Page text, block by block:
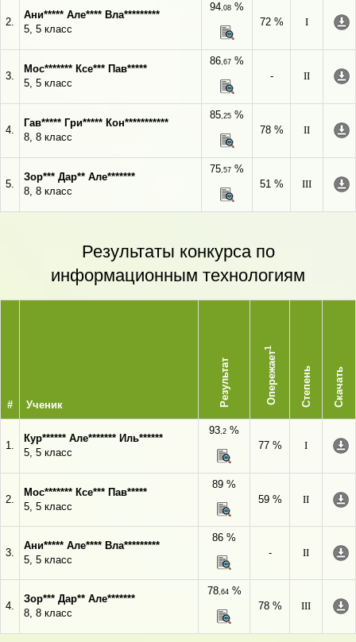
2.
Ани***** Але**** Вла*********
5, 5 класс
94,08 %
72 %
I
3.
Мос******* Ксе*** Пав*****
5, 5 класс
86,67 %
-
II
4.
Гав***** Гри***** Кон***********
8, 8 класс
85,25 %
78 %
II
5.
Зор*** Дар** Але*******
8, 8 класс
75,57 %
51 %
III
Результаты конкурса по
информационным технологиям
# Ученик Результат Опережает
1
Степень Скачать
1.
Кур****** Але******* Иль******
5, 5 класс
93,2 %
77 %
I
2.
Мос******* Ксе*** Пав*****
5, 5 класс
89 %
59 %
II
3.
Ани***** Але**** Вла*********
5, 5 класс
86 %
-
II
4.
Зор*** Дар** Але*******
8, 8 класс
78,64%
78 %
III